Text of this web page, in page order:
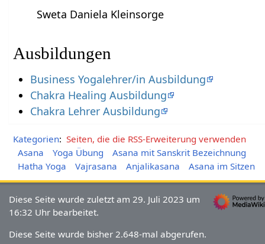
Sweta Daniela Kleinsorge
Ausbildungen
Business Yogalehrer/in Ausbildung
Chakra Healing Ausbildung
Chakra Lehrer Ausbildung
Kategorien: Seiten, die die RSS-Erweiterung verwenden
Asana
Yoga Übung
Asana mit Sanskrit Bezeichnung
Hatha Yoga
Vajrasana Anjalikasana Asana im Sitzen
Diese Seite wurde zuletzt am 29. Juli 2023 um
16:32 Uhr bearbeitet.
Diese Seite wurde bisher 2.648-mal abgerufen.